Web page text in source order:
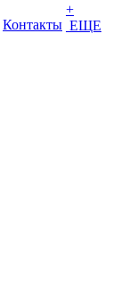
Контакты
+
ЕЩЕ